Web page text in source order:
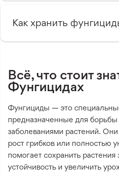
Как хранить
Всё, что стоит
Фунгицидах
Фунгициды — это
предназначенные для
заболеваниями растений.
рост грибков или полностью
помогает сохранить
устойчивость и увеличить